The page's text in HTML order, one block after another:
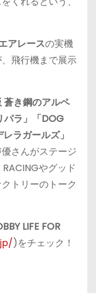
アレースの実機
飛行機まで展示
蒼き鋼のアルペ
パラ」「DOG
ラガールズ」
さんがステージ
やグッド
トリーのトーク
LIFE FOR
)をチェック！